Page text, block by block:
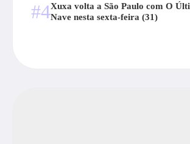
#4Xuxa volta a São Paulo com O
Nave nesta sexta-feira (31)